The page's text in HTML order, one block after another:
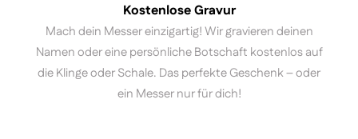
Kostenlose Gravur
Mach dein Messer einzigartig! Wir gravieren deinen
Namen oder eine persönliche Botschaft kostenlos auf
die Klinge oder Schale. Das perfekte Geschenk – oder
ein Messer nur für dich!